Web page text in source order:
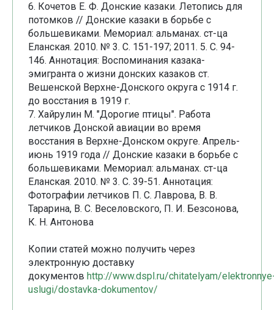
6. Кочетов Е. Ф. Донские казаки. Летопись для
потомков // Донские казаки в борьбе с
большевиками. Мемориал: альманах. ст-ца
Еланская. 2010. № 3. С. 151-197; 2011. 5. С. 94-
146. Аннотация: Воспоминания казака-
эмигранта о жизни донских казаков ст.
Вешенской Верхне-Донского округа с 1914 г.
до восстания в 1919 г.
7. Хайрулин М. "Дорогие птицы". Работа
летчиков Донской авиации во время
восстания в Верхне-Донском округе. Апрель-
июнь 1919 года // Донские казаки в борьбе с
большевиками. Мемориал: альманах. ст-ца
Еланская. 2010. № 3. С. 39-51. Аннотация:
Фотографии летчиков П. С. Лаврова, В. В.
Тарарина, В. С. Веселовского, П. И. Безсонова,
К. Н. Антонова
Копии статей можно получить через
электронную доставку
документов http://www.dspl.ru/chitatelyam/
uslugi/dostavka-dokumentov/